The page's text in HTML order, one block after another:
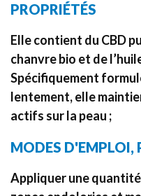
PROPRIÉTÉS
Elle contient du CBD
chanvre bio et de
Spécifiquement
lentement, elle
actifs sur la peau ;
MODES D'EMPLOI,
Appliquer une